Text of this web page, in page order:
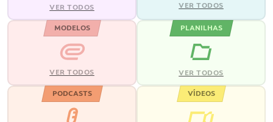
VER TODOS VER TODOS
MODELOS
VER TODOS
PLANILHAS
VER TODOS
PODCASTS VÍDEOS